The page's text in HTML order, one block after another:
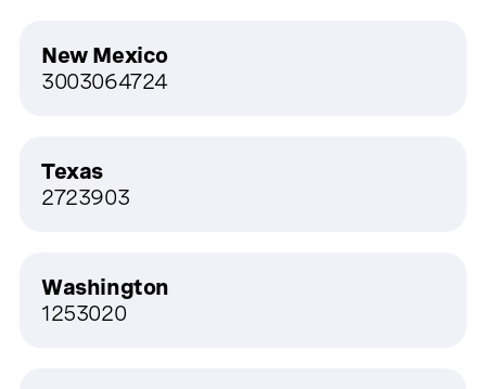
New Mexico
3003064724
Texas
2723903
Washington
1253020